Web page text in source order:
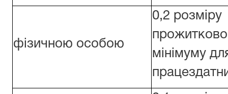
фізичною особою
0,2 розміру
мінімуму